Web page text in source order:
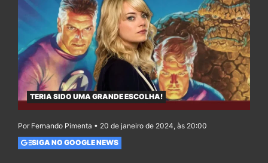
TERIA SIDO UMA GRANDE ESCOLHA!
Por Fernando Pimenta • 20 de janeiro de 2024, às 20:00
SIGA NO GOOGLE NEWS